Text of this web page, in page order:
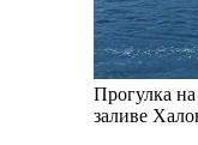
Прогулка
заливе